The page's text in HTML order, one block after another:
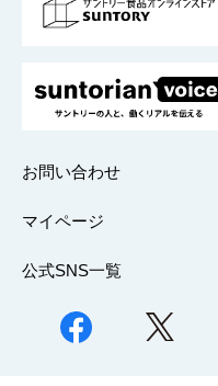
採用情報
お問い合わせ
マイページ
公式SNS一覧